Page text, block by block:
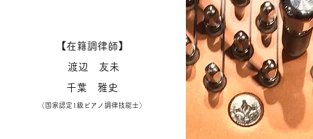
【在籍調律師】
渡辺 友未
​千葉 雅史
（国家認定​1級ピアノ調律技能士）